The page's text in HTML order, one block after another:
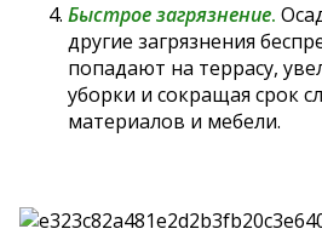
Быстрое загрязнение.
другие загрязнения
попадают на террасу,
уборки и сокращая срок
материалов и мебели.